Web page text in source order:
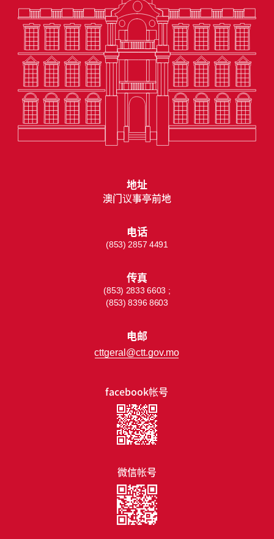
facebook帐号
微信帐号
地址
澳门议事亭前地
电话
(853) 2857 4491
传真
(853) 2833 6603 ;
(853) 8396 8603
电邮
cttgeral@ctt.gov.mo